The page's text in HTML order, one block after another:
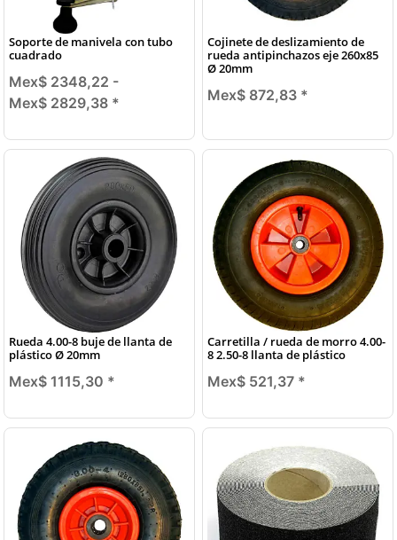
Soporte de manivela con tubo
cuadrado
Mex$ 2348,22 -
Mex$ 2829,38 *
Cojinete de deslizamiento de
rueda antipinchazos eje 260x85
Ø 20mm
Mex$ 872,83 *
Rueda 4.00-8 buje de llanta de
plástico Ø 20mm
Mex$ 1115,30 *
Carretilla / rueda de morro 4.00-
8 2.50-8 llanta de plástico
Mex$ 521,37 *